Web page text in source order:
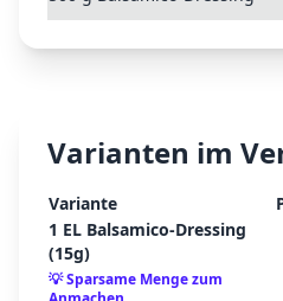
Varianten im
Variante
1 EL Balsamico-Dressing
(15g)
💡Sparsame Menge zum